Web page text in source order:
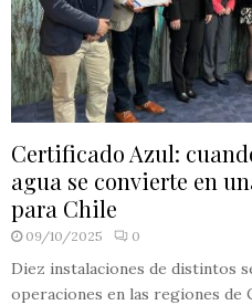
Certificado Azul:
agua se convierte en
para Chile
09/10/2025 0
Diez instalaciones de distintos
operaciones en las regiones de